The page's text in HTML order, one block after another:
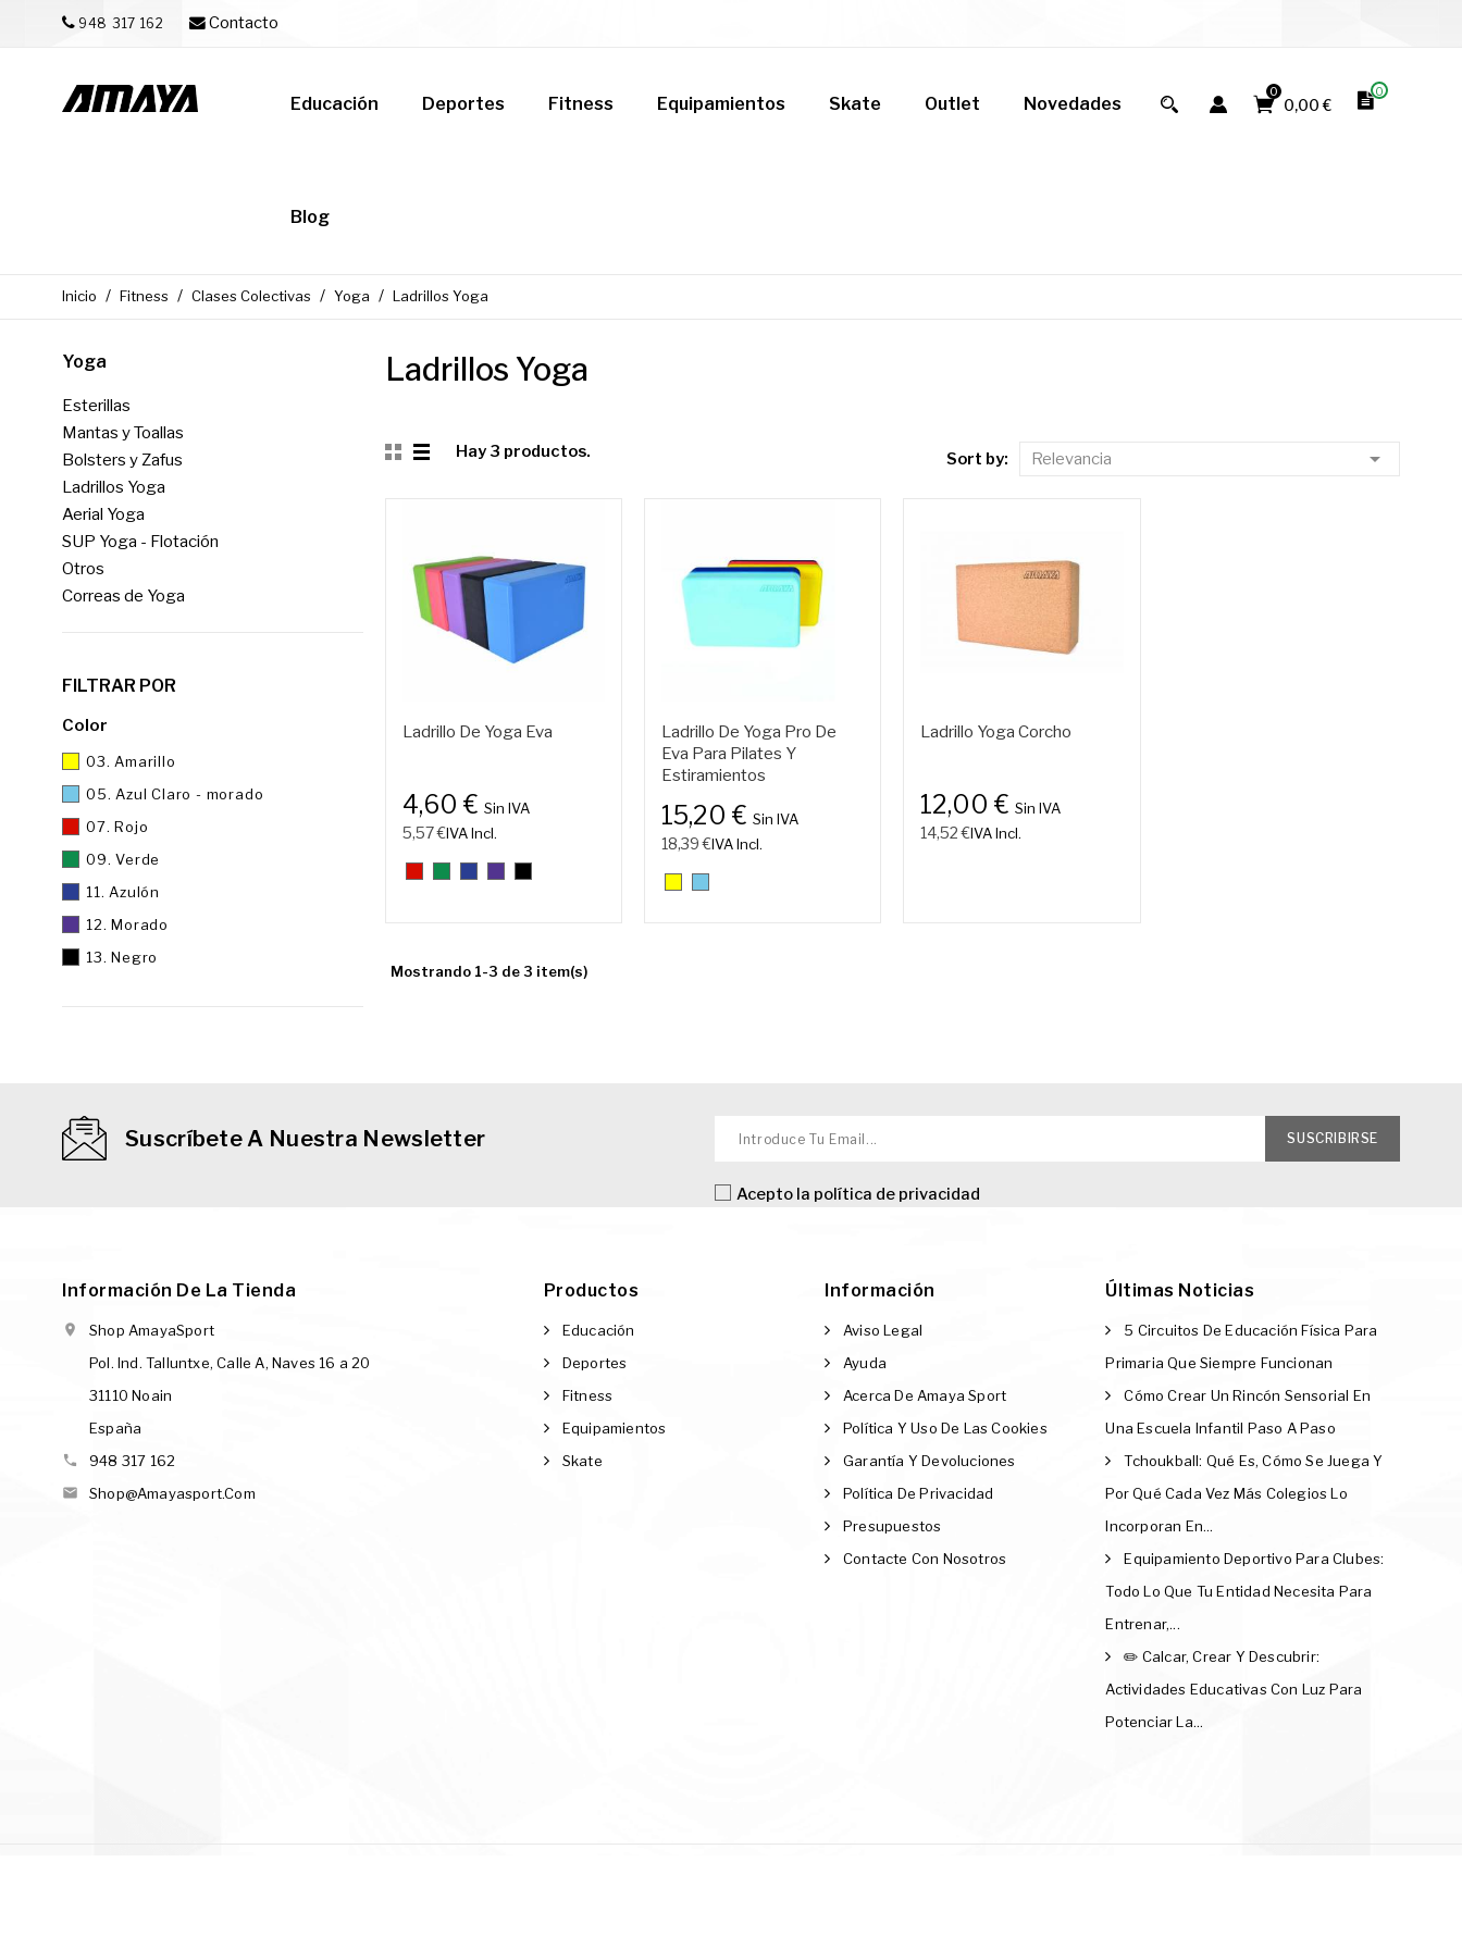
948 317 162 Contacto
Educación Deportes Fitness Equipamientos Skate Outlet Novedades
Blog
0
0,00 €
0
Inicio Fitness Clases Colectivas Yoga Ladrillos Yoga
Yoga
Esterillas
Mantas y Toallas
Bolsters y Zafus
Ladrillos Yoga
Aerial Yoga
SUP Yoga - Flotación
Otros
Correas de Yoga
FILTRAR POR
Color
03. Amarillo
05. Azul Claro - morado
07. Rojo
09. Verde
11. Azulón
12. Morado
13. Negro
Ladrillos Yoga
Hay 3 productos. Sort by: Relevancia 
Ladrillo De Yoga Eva
4,60 € Sin IVA
5,57 €IVA Incl.
Ladrillo De Yoga Pro De
Eva Para Pilates Y
Estiramientos
15,20 €Sin IVA
18,39 €IVA Incl.
Ladrillo Yoga Corcho
12,00 €Sin IVA
14,52 €IVA Incl.
Mostrando 1-3 de 3 item(s)
Suscríbete A Nuestra Newsletter
Acepto la política de privacidad
Información De La Tienda

Shop AmayaSport
Pol. Ind. Talluntxe, Calle A, Naves 16 a 20
31110 Noain
España
 948 317 162
 Shop@amayasport.com
Productos
Educación
Deportes
Fitness
Equipamientos
Skate
Información
Aviso Legal
Ayuda
Acerca De Amaya Sport
Política Y Uso De Las Cookies
Garantía Y Devoluciones
Política De Privacidad
Presupuestos
Contacte Con Nosotros
Últimas Noticias
5 Circuitos De Educación Física Para
Primaria Que Siempre Funcionan
Cómo Crear Un Rincón Sensorial En
Una Escuela Infantil Paso A Paso
Tchoukball: Qué Es, Cómo Se Juega Y
Por Qué Cada Vez Más Colegios Lo
Incorporan En...
Equipamiento Deportivo Para Clubes:
Todo Lo Que Tu Entidad Necesita Para
Entrenar,...
✏️ Calcar, Crear Y Descubrir:
Actividades Educativas Con Luz Para
Potenciar La...